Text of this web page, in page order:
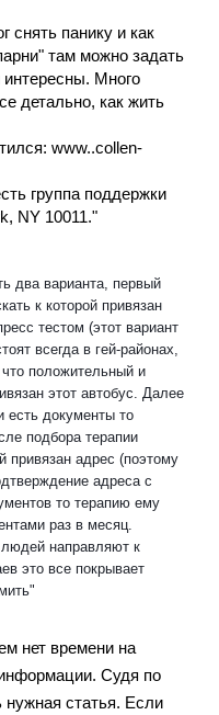
снять панику и как
там можно задать
Много
детально, как жить
www..collen-
группа поддержки
NY 10011."
два варианта, первый
к которой привязан
тестом (этот вариант
всегда в гей-районах,
что положительный и
этот автобус. Далее
есть документы то
подбора терапии
привязан адрес (поэтому
адреса с
то терапию ему
раз в месяц.
людей направляют к
это все покрывает
нет времени на
Судя по
нужная статья. Если